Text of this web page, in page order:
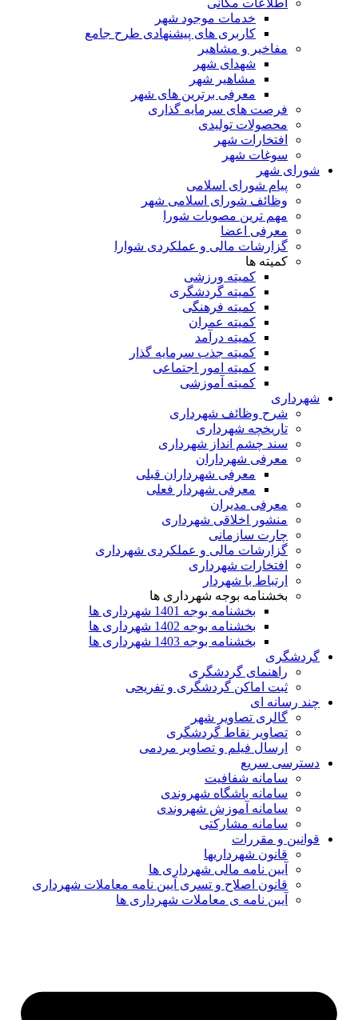
اطلاعات مکانی
خدمات موجود شهر
کاربری های پیشنهادی طرح جامع
مفاخیر و مشاهیر
شهدای شهر
مشاهیر شهر
معرفی برترین های شهر
فرصت های سرمایه گذاری
محصولات تولیدی
افتخارات شهر
سوغات شهر
شورای شهر
پیام شورای اسلامی
وظائف شورای اسلامی شهر
مهم ترین مصوبات شورا
معرفی اعضا
گزارشات مالی و عملکردی شوارا
کمیته ها
کمیته ورزشی
کمیته گردشگری
کمیته فرهنگی
کمیته عمران
کمیته درآمد
کمیته جذب سرمایه گذار
کمیته امور اجتماعی
کمیته آموزشی
شهرداری
شرح وظائف شهرداری
تاریخچه شهرداری
سند چشم انداز شهرداری
معرفی شهرداران
معرفی شهرداران قبلی
معرفی شهردار فعلی
معرفی مدیران
منشور اخلاقی شهرداری
چارت سازمانی
گزارشات مالی و عملکردی شهرداری
افتخارات شهرداری
ارتباط با شهردار
بخشنامه بوجه شهرداری ها
بخشنامه بوجه 1401 شهرداری ها
بخشنامه بوجه 1402 شهرداری ها
بخشنامه بوجه 1403 شهرداری ها
گردشگری
راهنمای گردشگری
ثبت اماکن گردشگری و تفریحی
چند رسانه ای
گالری تصاویر شهر
تصاویر نقاط گردشگری
ارسال فیلم و تصاویر مردمی
دسترسی سریع
سامانه شفافیت
سامانه باشگاه شهروندی
سامانه آموزش شهروندی
سامانه مشارکتی
قوانین و مقررات
قانون شهرداریها
آیین نامه مالی شهرداری ها
قانون اصلاح و تسری آیین نامه معاملات شهرداری
آیین نامه ی معاملات شهرداری ها